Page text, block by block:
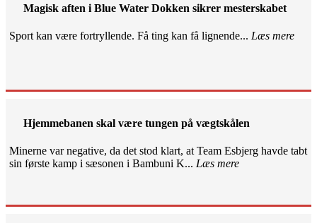
Magisk aften i Blue Water Dokken sikrer mesterskabet
Sport kan være fortryllende. Få ting kan få lignende... Læs mere
Hjemmebanen skal være tungen på vægtskålen
Minerne var negative, da det stod klart, at Team Esbjerg havde tabt
sin første kamp i sæsonen i Bambuni K... Læs mere